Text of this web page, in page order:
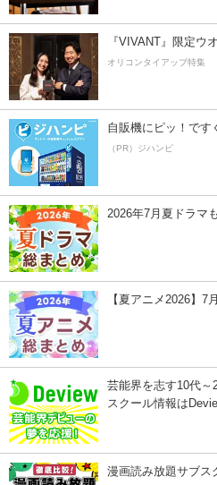
『VIVANT』限定ウ
オリコンタイアップ特集
自販機にピッ！です
（PR）ジハンピ
2026年7月夏ドラマ
【夏アニメ2026】7
芸能界を志す10代～
スクール情報は
漫画読み放題サブス